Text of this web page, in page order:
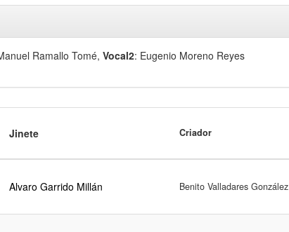
Ramallo Tomé, Vocal2: Eugenio Moreno Reyes
Jinete Criador
Alvaro Garrido Millán Benito Valladares González